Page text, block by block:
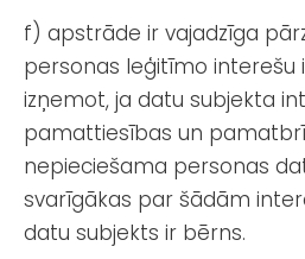
f) apstrāde ir vajadzīga
personas leģitīmo interešu
izņemot, ja datu subjekta
pamattiesības un
nepieciešama personas
svarīgākas par šādām
datu subjekts ir bērns.